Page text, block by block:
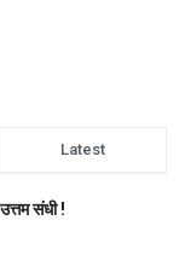
Latest
संधी !